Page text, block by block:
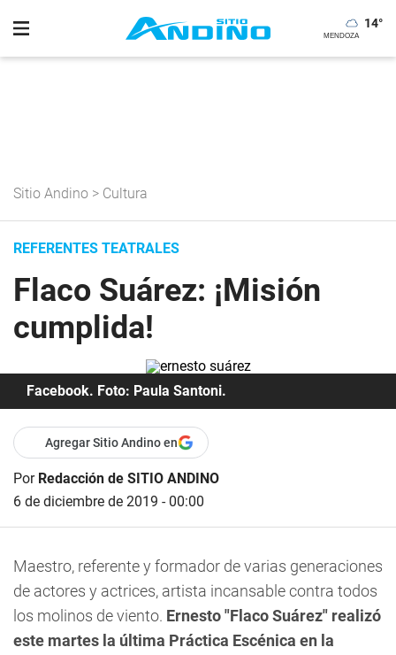
14°
Sitio Andino > Cultura
REFERENTES TEATRALES
Flaco Suárez: ¡Misión
cumplida!
Facebook. Foto: Paula Santoni.
Agregar Sitio Andino en
Por Redacción de SITIO ANDINO
6 de diciembre de 2019 - 00:00
Maestro, referente y formador de varias generaciones
de actores y actrices, artista incansable contra todos
los molinos de viento. Ernesto "Flaco Suárez" realizó
este martes la última Práctica Escénica en la